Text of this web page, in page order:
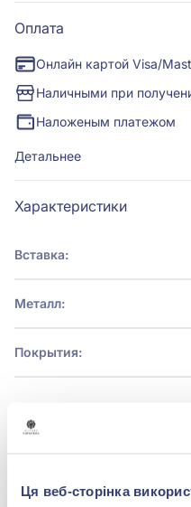
Ця веб-сторінка
Оплата
Онлайн картой Visa/
Наличными при
Наложеным платежом
Детальнее
Характеристики
Вставка:
Металл:
Покрытия: